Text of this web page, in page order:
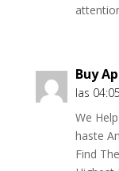
Buy
las 04:05
We
haste
Find